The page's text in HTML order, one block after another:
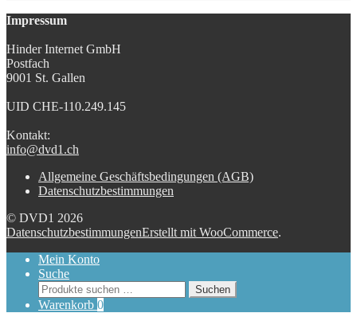
Impressum
Hinder Internet GmbH
Postfach
9001 St. Gallen
UID CHE-110.249.145
Kontakt:
info@dvd1.ch
Allgemeine Geschäftsbedingungen (AGB)
Datenschutzbestimmungen
© DVD1 2026
DatenschutzbestimmungenErstellt mit WooCommerce.
Mein Konto
Suche
Suchen
nach:
Suchen
Warenkorb 0